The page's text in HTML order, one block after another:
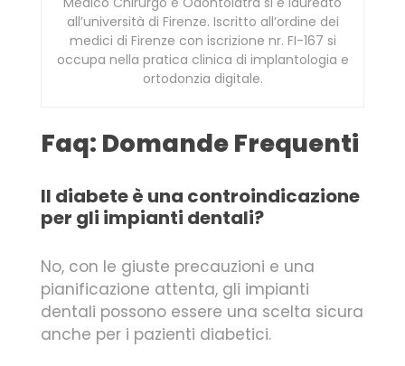
all’università di Firenze. Iscritto all’ordine dei
medici di Firenze con iscrizione nr. FI-167 si
occupa nella pratica clinica di implantologia e
ortodonzia digitale.
Faq: Domande Frequenti
Il diabete è una controindicazione
per gli impianti dentali?
No, con le giuste precauzioni e una
pianificazione attenta, gli impianti
dentali possono essere una scelta sicura
anche per i pazienti diabetici.